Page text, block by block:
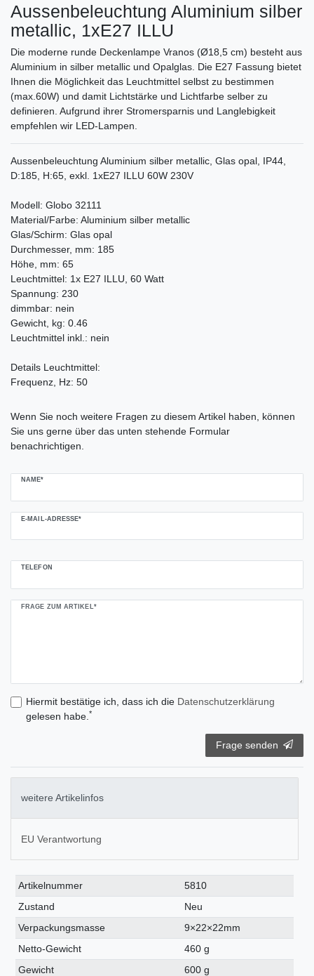
Aussenbeleuchtung Aluminium silber
metallic, 1xE27 ILLU
Die moderne runde Deckenlampe Vranos (Ø18,5 cm) besteht aus
Aluminium in silber metallic und Opalglas. Die E27 Fassung bietet
Ihnen die Möglichkeit das Leuchtmittel selbst zu bestimmen
(max.60W) und damit Lichtstärke und Lichtfarbe selber zu
definieren. Aufgrund ihrer Stromersparnis und Langlebigkeit
empfehlen wir LED-Lampen.
Aussenbeleuchtung Aluminium silber metallic, Glas opal, IP44,
D:185, H:65, exkl. 1xE27 ILLU 60W 230V
Modell: Globo 32111
Material/Farbe: Aluminium silber metallic
Glas/Schirm: Glas opal
Durchmesser, mm: 185
Höhe, mm: 65
Leuchtmittel: 1x E27 ILLU, 60 Watt
Spannung: 230
dimmbar: nein
Gewicht, kg: 0.46
Leuchtmittel inkl.: nein
Details Leuchtmittel:
Frequenz, Hz: 50
Wenn Sie noch weitere Fragen zu diesem Artikel haben, können
Sie uns gerne über das unten stehende Formular
benachrichtigen.
NAME*
E-MAIL-ADRESSE*
TELEFON
FRAGE ZUM ARTIKEL*
Hiermit bestätige ich, dass ich die Daten­schutz­erklärung
gelesen habe. *
Frage senden
weitere Artikelinfos
EU Verantwortung
Technisches
Merkmal
Wert
Artikelnummer
5810
Zustand
Neu
Verpackungsmasse
9×22×22mm
Netto-Gewicht
460 g
Gewicht
600 g